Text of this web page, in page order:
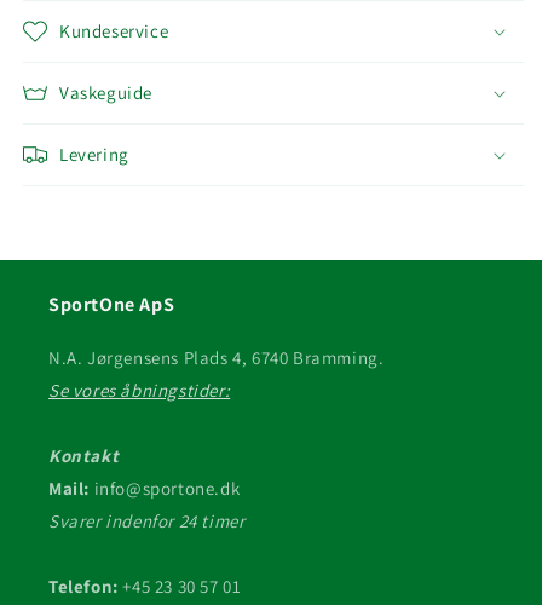
Kundeservice
Vaskeguide
Levering
SportOne ApS
N.A. Jørgensens Plads 4, 6740 Bramming.
Se vores åbningstider:
Kontakt
Mail: info@sportone.dk
Svarer indenfor 24 timer
Telefon: +45 23 30 57 01